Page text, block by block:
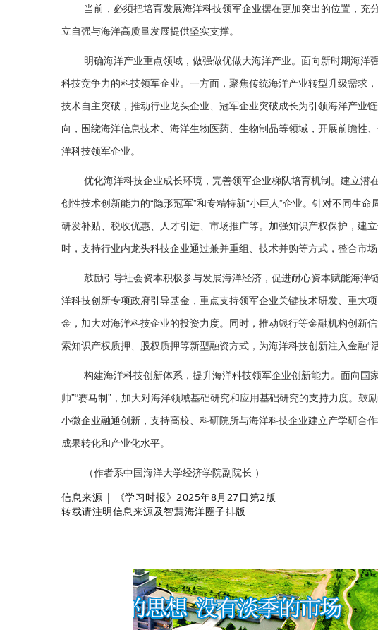
当前，必须把培育发展海洋科技领军企业摆在更加突出的位置，
立自强与海洋高质量发展提供坚实支撑。
明确海洋产业重点领域，做强做优做大海洋产业。面向新时期海
科技竞争力的科技领军企业。一方面，聚焦传统海洋产业转型升级需求
技术自主突破，推动行业龙头企业、冠军企业突破成长为引领海洋产业
向，围绕海洋信息技术、海洋生物医药、生物制品等领域，开展前瞻性
洋科技领军企业。
优化海洋科技企业成长环境，完善领军企业梯队培育机制。建立
创性技术创新能力的“隐形冠军”和专精特新“小巨人”企业。针对不同生
研发补贴、税收优惠、人才引进、市场推广等。加强知识产权保护，建
时，支持行业内龙头科技企业通过兼并重组、技术并购等方式，整合市
鼓励引导社会资本积极参与发展海洋经济，促进耐心资本赋能海
洋科技创新专项政府引导基金，重点支持领军企业关键技术研发、重大
金，加大对海洋科技企业的投资力度。同时，推动银行等金融机构创新
索知识产权质押、股权质押等新型融资方式，为海洋科技创新注入金融“活
构建海洋科技创新体系，提升海洋科技领军企业创新能力。面向
帅”“赛马制”，加大对海洋领域基础研究和应用基础研究的支持力度。
小微企业融通创新，支持高校、科研院所与海洋科技企业建立产学研合
成果转化和产业化水平。
（作者系中国海洋大学经济学院副院长 ）
信息来源 |
《学习时报》2025年8月27日第2版
转载请注明信息来源及智慧海洋圈子排版